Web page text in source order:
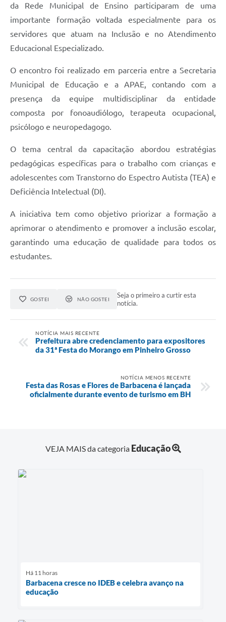
Telefones Úteis
Transparência
SIC
da Rede Municipal de Ensino participaram de uma
importante formação voltada especialmente para os
servidores que atuam na Inclusão e no Atendimento
Educacional Especializado.
O encontro foi realizado em parceria entre a Secretaria
Municipal de Educação e a APAE, contando com a
presença da equipe multidisciplinar da entidade
composta por fonoaudiólogo, terapeuta ocupacional,
psicólogo e neuropedagogo.
O tema central da capacitação abordou estratégias
pedagógicas específicas para o trabalho com crianças e
adolescentes com Transtorno do Espectro Autista (TEA) e
Deficiência Intelectual (DI).
A iniciativa tem como objetivo priorizar a formação a
aprimorar o atendimento e promover a inclusão escolar,
garantindo uma educação de qualidade para todos os
estudantes.
GOSTEI NÃO GOSTEI
Seja o primeiro a curtir esta
notícia.
NOTÍCIA MAIS RECENTE
Prefeitura abre credenciamento para expositores
da 31ª Festa do Morango em Pinheiro Grosso
NOTÍCIA MENOS RECENTE
Festa das Rosas e Flores de Barbacena é lançada
oficialmente durante evento de turismo em BH
VEJA MAIS da categoria Educação
Há 11 horas
Barbacena cresce no IDEB e celebra avanço na
educação